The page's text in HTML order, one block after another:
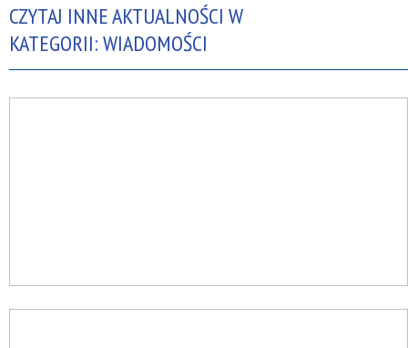
CZYTAJ INNE AKTUALNOŚCI W
KATEGORII: WIADOMOŚCI